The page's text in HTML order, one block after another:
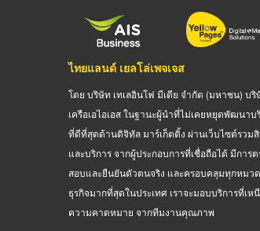
ไทยแลนด์ เยลโล่เพจเจส
โดย บริษัท เทเลอินโฟ มีเดีย จำกัด (มหาชน) บริ
เครือเอไอเอส ในฐานะผู้นำที่ไม่เคยหยุดพัฒนาบ
ที่ดีที่สุดด้านดิจิทัล มาร์เก็ตติ้ง ผ่านเว็บไซต์รวม
และบริการ จากผู้ประกอบการที่เชื่อถือได้ มีการต
สอบและยืนยันตัวตนจริง และครอบคลุมทุกหมวด
ธุรกิจมากที่สุดในประเทศ เราจะมอบบริการที่เห
ความคาดหมาย จากทีมงานคุณภาพ